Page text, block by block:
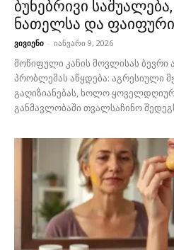
ბუნებრივი
ნათელსა და
ვივიენი - იანვარი 9, 2026
მოწიფული კანის მოვლისას ბევრი
პრობლემას აწყდება: აგრესიული
გაღიზიანებას, ხოლო
განმავლობაში თვალსაჩინო